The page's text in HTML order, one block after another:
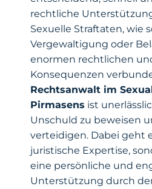
rechtliche
Sexuelle Straftaten, wie
Vergewaltigung oder
enormen rechtlichen
Konsequenzen
Rechtsanwalt im
Pirmasens ist
Unschuld zu beweisen
verteidigen. Dabei geht
juristische Expertise,
eine persönliche und
Unterstützung durch